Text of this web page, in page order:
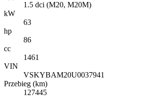
1.5 dci (M20, M20M)
kW
63
hp
86
cc
1461
VIN
VSKYBAM20U0037941
Przebieg (km)
127445